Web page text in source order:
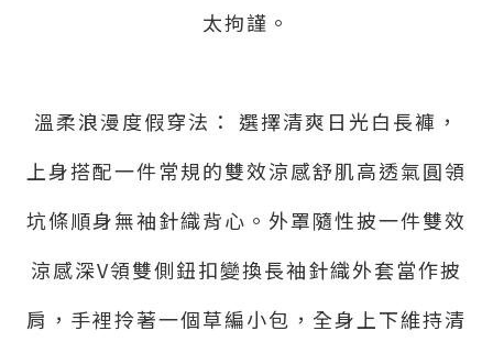
太拘謹。
溫柔浪漫度假穿法： 選擇清爽日光白長褲，
上身搭配一件常規的雙效涼感舒肌高透氣圓領
坑條順身無袖針織背心。外罩隨性披一件雙效
涼感深V領雙側鈕扣變換長袖針織外套當作披
肩，手裡拎著一個草編小包，全身上下維持清